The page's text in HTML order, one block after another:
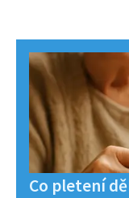
Co pletení